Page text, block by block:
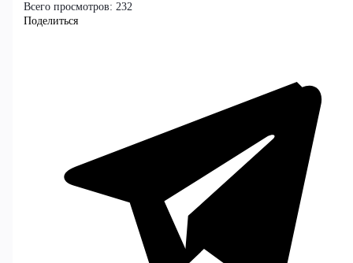
Всего просмотров: 232
Поделиться